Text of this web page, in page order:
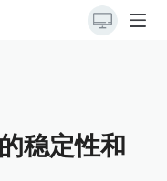
稳定性和